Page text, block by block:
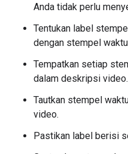
Anda tidak perlu
Tentukan label
dengan stempel
Tempatkan setiap
dalam deskripsi video.
Tautkan stempel
video.
Pastikan label berisi